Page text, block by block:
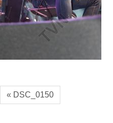
« DSC_0150